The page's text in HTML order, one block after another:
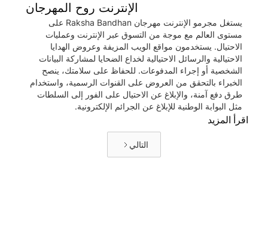
الإنترنت روح المهرجان
يستغل مجرمو الإنترنت مهرجان Raksha Bandhan على
مستوى العالم مع موجة من التسوق عبر الإنترنت وعمليات
الاحتيال. يستخدمون مواقع الويب المزيفة وعروض الهدايا
الاحتيالية والرسائل الاحتيالية لخداع الضحايا لمشاركة البيانات
الشخصية أو إجراء المدفوعات. للحفاظ على سلامتك، ينصح
الخبراء بالتحقق من العروض على القنوات الرسمية، واستخدام
طرق دفع آمنة، والإبلاغ عن الاحتيال على الفور إلى السلطات
مثل البوابة الوطنية للإبلاغ عن الجرائم الإلكترونية.
اقرأ المزيد
التالي